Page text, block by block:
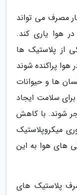
مصرف می تواند
هوا یاری کند.
از پلاستیک ها
پراکنده شوند
ها و حیوانات
سلامت ایجاد
شوند. با کاهش
میکروپلاستیک
های هوا به این
پلاستیک های